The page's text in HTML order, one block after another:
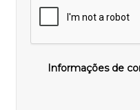
Informações de